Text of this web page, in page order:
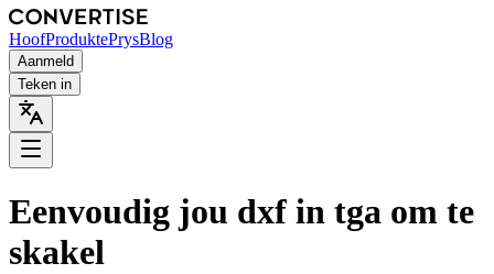
HoofProduktePrysBlog
Aanmeld
Teken in
Eenvoudig jou dxf in tga om te
skakel